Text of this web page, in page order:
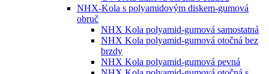
NHX-Kola s polyamidovým diskem-gumová
obruč
NHX Kola polyamid-gumová samostatná
NHX Kola polyamid-gumová otočná bez
brzdy
NHX Kola polyamid-gumová pevná